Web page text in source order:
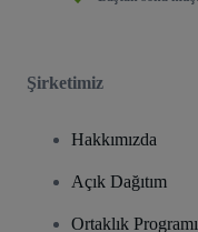
Şirketimiz
Hakkımızda
Açık Dağıtım
Ortaklık Programı